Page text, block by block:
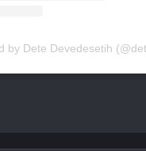
by Dete Devedesetih